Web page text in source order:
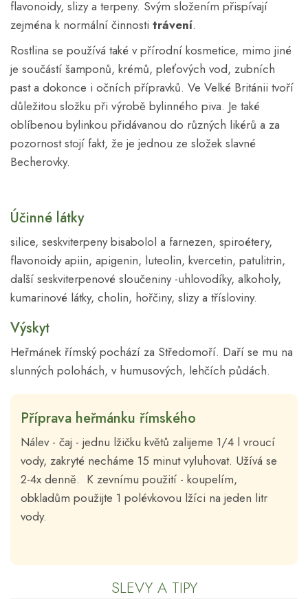
flavonoidy, slizy a terpeny. Svým složením přispívají
zejména k normální činnosti trávení.
Rostlina se používá také v přírodní kosmetice, mimo jiné
je součástí šamponů, krémů, pleťových vod, zubních
past a dokonce i očních přípravků. Ve Velké Británii tvoří
důležitou složku při výrobě bylinného piva. Je také
oblíbenou bylinkou přidávanou do různých likérů a za
pozornost stojí fakt, že je jednou ze složek slavné
Becherovky.
Účinné látky
silice, seskviterpeny bisabolol a farnezen, spiroétery,
flavonoidy apiin, apigenin, luteolin, kvercetin, patulitrin,
další seskviterpenové sloučeniny -uhlovodíky, alkoholy,
kumarinové látky, cholin, hořčiny, slizy a třísloviny.
Výskyt
Heřmánek římský pochází za Středomoří. Daří se mu na
slunných polohách, v humusových, lehčích půdách.
Příprava heřmánku římského
Nálev - čaj - jednu lžičku květů zalijeme 1/4 l vroucí
vody, zakryté necháme 15 minut vyluhovat. Užívá se
2-4x denně. K zevnímu použití - koupelím,
obkladům použijte 1 polévkovou lžíci na jeden litr
vody.
SLEVY A TIPY